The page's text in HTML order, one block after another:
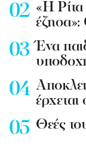
«Η
Ένα
Θεές